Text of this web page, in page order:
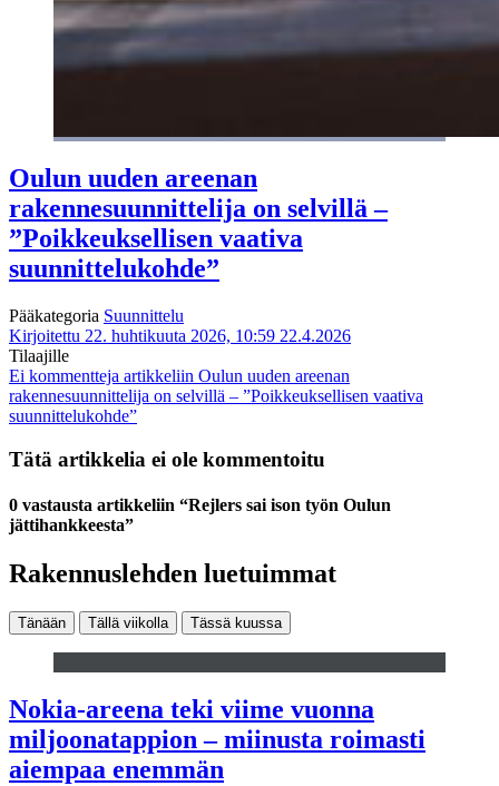
Oulun uuden areenan
rakennesuunnittelija on selvillä –
”Poikkeuksellisen vaativa
suunnittelukohde”
Pääkategoria Suunnittelu
Kirjoitettu 22. huhtikuuta 2026, 10:59 22.4.2026
Tilaajille
Ei kommentteja artikkeliin Oulun uuden areenan
rakennesuunnittelija on selvillä – ”Poikkeuksellisen vaativa
suunnittelukohde”
Tätä artikkelia ei ole kommentoitu
0 vastausta artikkeliin “Rejlers sai ison työn Oulun
jättihankkeesta”
Rakennuslehden luetuimmat
Tänään Tällä viikolla Tässä kuussa
Nokia-areena teki viime vuonna
miljoonatappion – miinusta roimasti
aiempaa enemmän